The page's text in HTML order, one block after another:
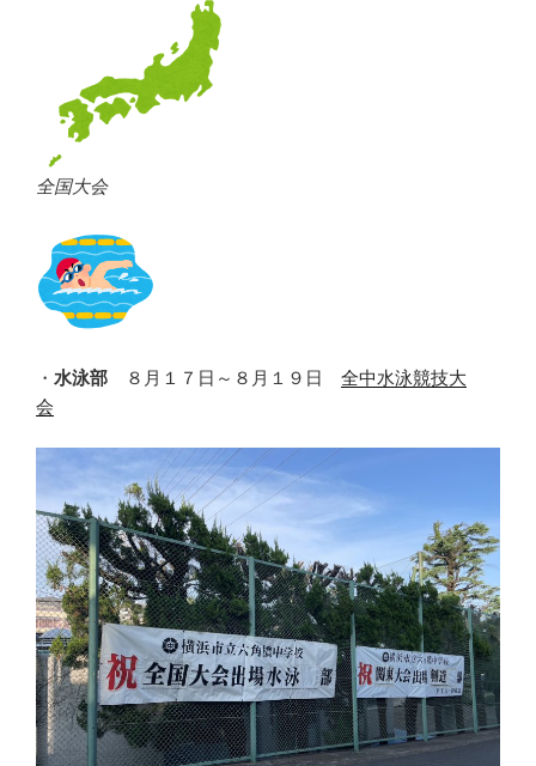
全国大会
・ 水泳部 ８月１７日～８月１９日 全中水泳競技大
会